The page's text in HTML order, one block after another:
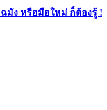
มัง หรือมือใหม่ ก็ต้องรู้ !